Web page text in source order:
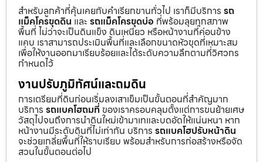
สำหรับลูกค้าที่คุ้นเคยกับคำเรียกขานทั่วไป เราก็มีบริการ รถ
แม็คโครขุดดิน และ รถแม็คโครขุดบ่อ ที่พร้อมลุยทุกสภาพ
พื้นที่ ไม่ว่าจะเป็นดินแข็ง ดินเหนียว หรือหน้างานที่ค่อนข้าง
แคบ เราสามารถประเมินพื้นที่และเลือกขนาดหัวขุดที่เหมาะสม
เพื่อให้งานออกมาเรียบร้อยและได้ระดับความลึกตามที่วิศวกร
กำหนดไว้
งานปรับภูมิทัศน์และถมดิน
การเตรียมที่ดินก่อนเริ่มลงเสาเข็มเป็นขั้นตอนที่สำคัญมาก
บริการ รถแบคโฮถมที่ ของเราครอบคลุมตั้งแต่การขนย้ายเศษ
วัสดุไปจนถึงการนำดินใหม่เข้ามาเทและบดอัดให้แน่นหนา หาก
หน้างานมีระดับดินที่ไม่เท่ากัน บริการ รถแบคโฮปรับหน้าดิน
จะช่วยเกลี่ยพื้นที่ให้ราบเรียบ พร้อมสำหรับการก่อสร้างหรือจัด
สวนในขั้นตอนต่อไป